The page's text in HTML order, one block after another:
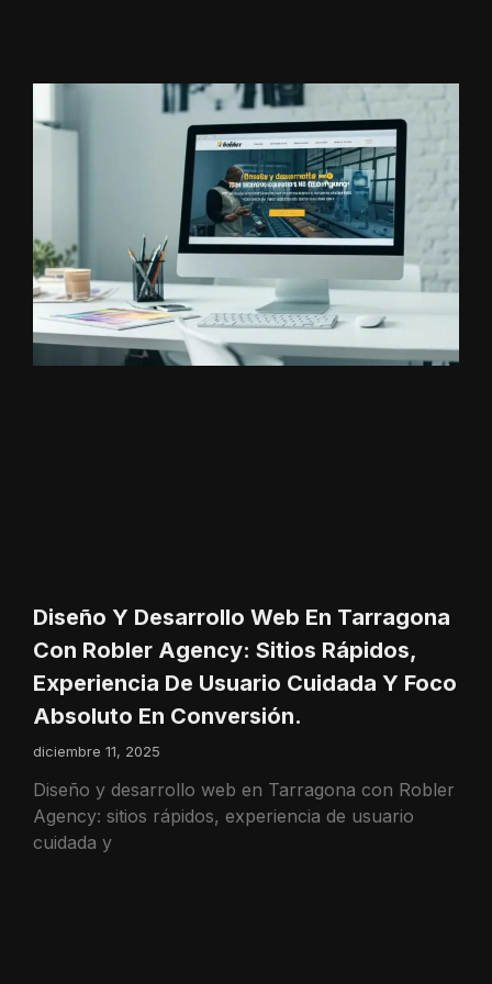
Diseño Y Desarrollo Web En Tarragona
Con Robler Agency: Sitios Rápidos,
Experiencia De Usuario Cuidada Y Foco
Absoluto En Conversión.
diciembre 11, 2025
Diseño y desarrollo web en Tarragona con Robler
Agency: sitios rápidos, experiencia de usuario
cuidada y